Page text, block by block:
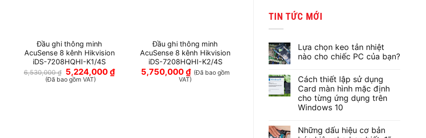
TIN TỨC MỚI
Lựa chọn keo tản nhiệt
nào cho chiếc PC của bạn?
bình
luận
ở
Lựa
chọn
keo
nào
Cách thiết lập sử dụng
Card màn hình mặc định
cho từng ứng dụng trên
Windows 10
bình
Những dấu hiệu cơ bản
Đầu ghi thông minh
AcuSense 8 kênh Hikvision
iDS-7208HQHI-K1/4S
6,530,000₫ Giá
gốc
là:
5,224,000 ₫Giá
hiện
(Đã bao gồm VAT)
Đầu ghi thông minh
AcuSense 8 kênh Hikvision
iDS-7208HQHI-K2/4S
5,750,000 ₫ (Đã bao gồm
VAT)